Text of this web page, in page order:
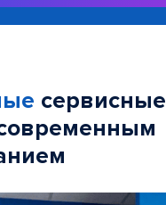
сервисные